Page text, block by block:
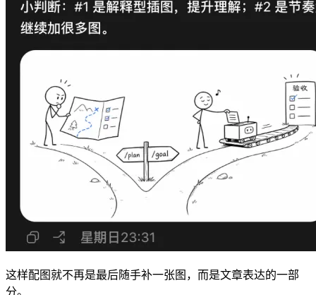
这样配图就不再是最后随手补一张图，而是文章表达的一部
分。